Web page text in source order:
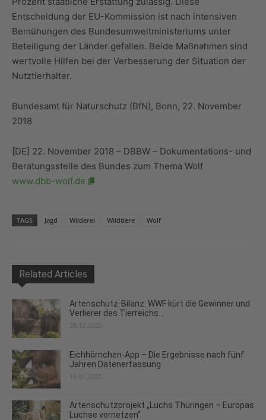
Entscheidung der EU-Kommission ist nach intensiven
Bemühungen des Bundesumweltministeriums unter
Beteiligung der Länder gefallen. Beide Maßnahmen sind
wertvolle Hilfen bei der Verbesserung der Situation der
Nutztierhalter.
Bundesamt für Naturschutz (BfN), Bonn, 22. November
2018
[DE] 22. November 2018 – DBBW – Dokumentations- und
Beratungsstelle des Bundes zum Thema Wolf
www.dbb-wolf.de
TAGS Jagd Wilderei Wildtiere Wolf
Related Articles
Artenschutz-Bilanz: WWF kürt die Gewinner und
Verlierer des Tierreichs...
28.12.2025
Eichhörnchen-App – Die Ergebnisse nach fünf
Jahren Datenerfassung
16.01.2025
Artenschutzprojekt „Luchs Thüringen – Europas
Luchse vernetzen“